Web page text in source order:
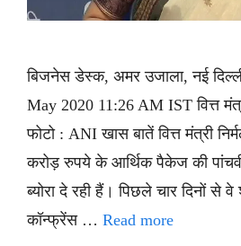
बिजनेस डेस्क, अमर उजाला, नई
May 2020 11:26 AM IST वित्त
फोटो : ANI खास बातें वित्त मंत्री
करोड़ रुपये के आर्थिक पैकेज की
ब्योरा दे रही हैं। पिछले चार दिनों से
कॉन्फ्रेंस … Read more